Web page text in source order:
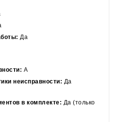
Да
A
неисправности: Да
в комплекте: Да (только